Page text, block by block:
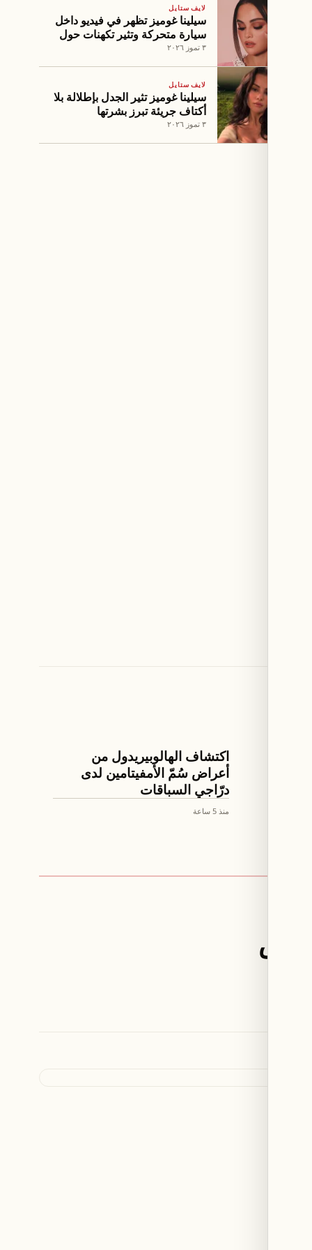
لايف ستايل
سيلينا غوميز تظهر في فيديو داخل
سيارة متحركة وتثير تكهنات حول
زفاف تايلور سويفت
٣ تموز ٢٠٢٦
لايف ستايل
سيلينا غوميز تثير الجدل بإطلالة بلا
أكتاف جريئة تبرز بشرتها
٣ تموز ٢٠٢٦
ثقافة ومجتمع
اكتشاف الهالوبيريدول من
أعراض سُمّ الأمفيتامين لدى
درّاجي السباقات
منذ 5 ساعة